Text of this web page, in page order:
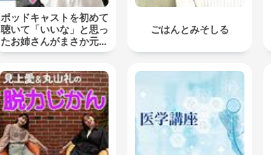
ポッドキャストを初めて
聴いて「いいな」と思っ
たお姉さんがまさか元セ
クシー女優の矢埜
ごはんとみそしる